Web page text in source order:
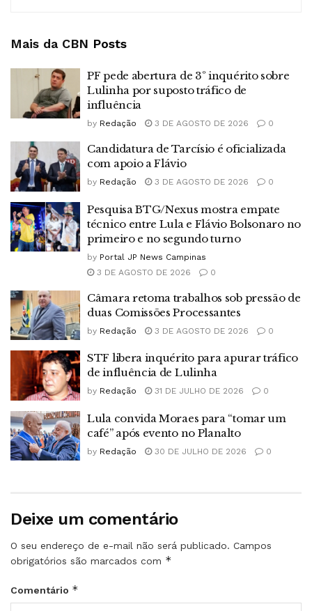
Mais da CBN Posts
PF pede abertura de 3º inquérito sobre
Lulinha por suposto tráfico de
influência
by Redação 3 DE AGOSTO DE 2026 0
Candidatura de Tarcísio é oficializada
com apoio a Flávio
by Redação 3 DE AGOSTO DE 2026 0
Pesquisa BTG/Nexus mostra empate
técnico entre Lula e Flávio Bolsonaro no
primeiro e no segundo turno
by Portal JP News Campinas
3 DE AGOSTO DE 2026
0
Câmara retoma trabalhos sob pressão de
duas Comissões Processantes
by Redação 3 DE AGOSTO DE 2026 0
STF libera inquérito para apurar tráfico
de influência de Lulinha
by Redação 31 DE JULHO DE 2026 0
Lula convida Moraes para “tomar um
café” após evento no Planalto
by Redação 30 DE JULHO DE 2026 0
Deixe um comentário
O seu endereço de e-mail não será publicado. Campos
obrigatórios são marcados com *
Comentário *